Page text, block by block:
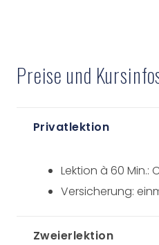
Preise und
Privatlektion
Lektion à 60 Min.:
Versicherung:
Zweierlektion